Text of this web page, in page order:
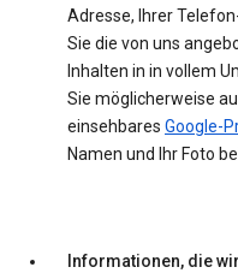
Adresse, Ihrer
Sie die von uns
Inhalten in in vollem
Sie möglicherweise
einsehbares Google-
Namen und Ihr Foto
Informationen, die